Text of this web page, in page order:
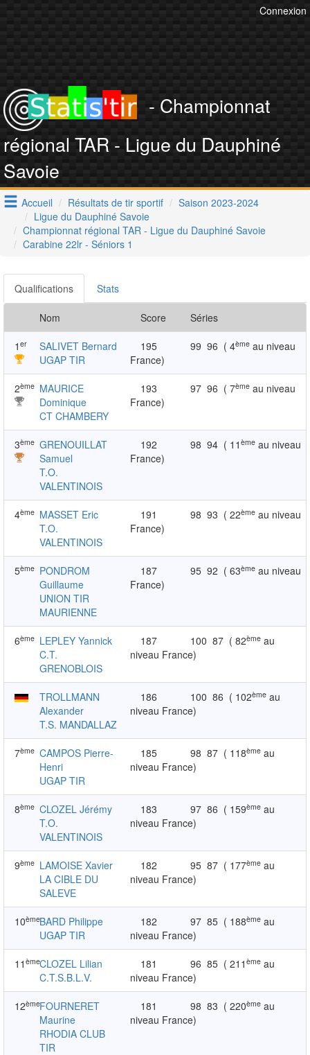
Connexion
- Championnat
régional TAR - Ligue du Dauphiné
Savoie
Accueil Résultats de tir sportif
Saison 2023-2024
Ligue du Dauphiné Savoie
Championnat régional TAR - Ligue du Dauphiné Savoie
Carabine 22lr - Séniors 1
Qualifications Stats
Nom Score Séries
1 er
SALIVET Bernard
UGAP TIR
195 99 96 ( 4ème au niveau
France)
2ème MAURICE
Dominique
CT CHAMBERY
193 97 96 ( 7ème au niveau
France)
3ème GRENOUILLAT
Samuel
T.O.
VALENTINOIS
192 98 94 ( 11ème au niveau
France)
4ème MASSET Eric
T.O.
VALENTINOIS
191 98 93 ( 22ème au niveau
France)
5ème PONDROM
Guillaume
UNION TIR
MAURIENNE
187 95 92 ( 63ème au niveau
France)
6ème LEPLEY Yannick
C.T.
GRENOBLOIS
187 100 87 ( 82ème au
niveau France)
TROLLMANN
Alexander
T.S. MANDALLAZ
186 100 86 ( 102ème au
niveau France)
7ème CAMPOS Pierre-
Henri
UGAP TIR
185 98 87 ( 118ème au
niveau France)
8ème CLOZEL Jérémy
T.O.
VALENTINOIS
183 97 86 ( 159ème au
niveau France)
9ème LAMOISE Xavier
LA CIBLE DU
SALEVE
182 95 87 ( 177ème au
niveau France)
10èmeBARD Philippe
UGAP TIR
182 97 85 ( 188ème au
niveau France)
11 èmeCLOZEL Lilian
C.T.S.B.L.V.
181 96 85 ( 211ème au
niveau France)
12èmeFOURNERET
Maurine
RHODIA CLUB
TIR
181 98 83 ( 220ème au
niveau France)